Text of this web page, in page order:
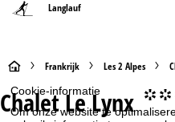
Cookie-informatie
Om onze website te
Langlauf
S
t
Frankrijk Les 2 Alpes
Chalet Le Lynx